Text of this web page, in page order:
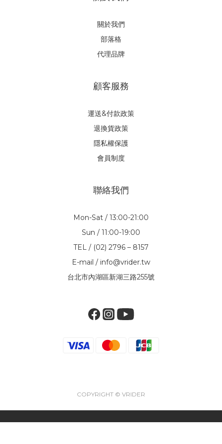
關於我們
部落格
代理品牌
顧客服務
運送&付款政策
退換貨政策
隱私權保護
會員制度
聯絡我們
Mon-Sat / 13:00-21:00
Sun / 11:00-19:00
TEL / (02) 2796 – 8157
E-mail / info@vrider.tw
台北市內湖區新湖三路255號
COPYRIGHT © VRIDER